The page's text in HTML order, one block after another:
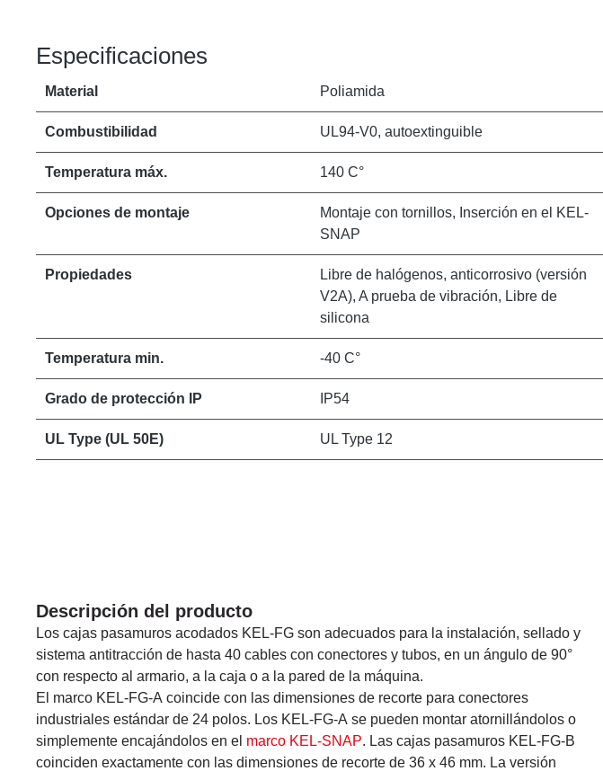
Especificaciones
Material Poliamida
Combustibilidad UL94-V0, autoextinguible
Temperatura máx. 140 C°
Opciones de montaje
Montaje con tornillos, Inserción en el KEL-
SNAP
Propiedades
Libre de halógenos, anticorrosivo (versión
V2A), A prueba de vibración, Libre de
silicona
Temperatura min. -40 C°
Grado de protección IP IP54
UL Type (UL 50E) UL Type 12
Descripción del producto
Los cajas pasamuros acodados KEL-FG son adecuados para la instalación, sellado y
sistema antitracción de hasta 40 cables con conectores y tubos, en un ángulo de 90°
con respecto al armario, a la caja o a la pared de la máquina.
El marco KEL-FG-A coincide con las dimensiones de recorte para conectores
industriales estándar de 24 polos. Los KEL-FG-A se pueden montar atornillándolos o
simplemente encajándolos en el marco KEL-SNAP. Las cajas pasamuros KEL-FG-B
coinciden exactamente con las dimensiones de recorte de 36 x 46 mm. La versión